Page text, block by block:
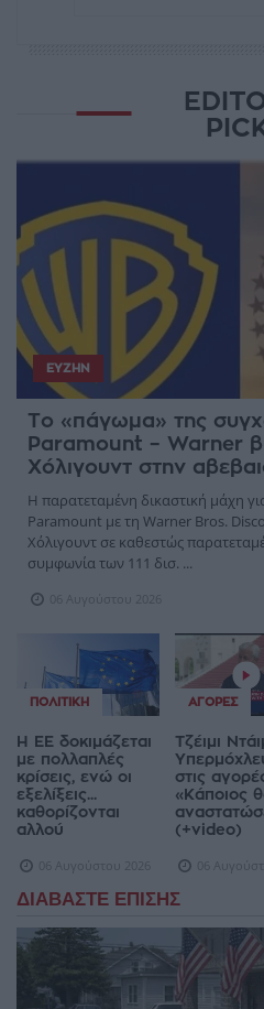
ΕΥΖΗΝ
Το «πάγωμα» της
Paramount – Warner
Χόλιγουντ στην
Η παρατεταμένη δικαστική μάχη
Paramount με τη Warner Bros.
Χόλιγουντ σε καθεστώς
συμφωνία των 111 δισ. ...
06 Αυγούστου 2026
ΠΟΛΙΤΙΚΉ
Η ΕΕ δοκιμάζεται
με πολλαπλές
κρίσεις, ενώ οι
εξελίξεις...
καθορίζονται
αλλού
06 Αυγούστου 2026
ΑΓΟΡΈΣ
Τζέιμι
στις
«Κάποιος
(+video)
06